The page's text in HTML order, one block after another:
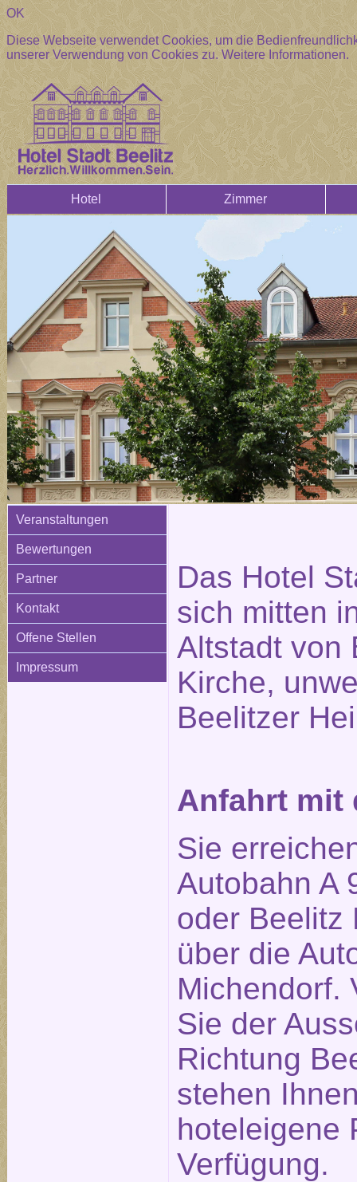
OK
Diese Webseite verwendet Cookies, um die
unserer Verwendung von Cookies zu.Weitere Informationen.
Hotel Zimmer
Veranstaltungen
Bewertungen
Partner
Kontakt
Offene Stellen
Impressum
Das Hotel
sich mitten
Altstadt von
Kirche,
Beelitzer
Anfahrt mit
Sie
Autobahn A
oder Beelitz
über die
Michendorf.
Sie der
Richtung
stehen
hoteleigene
Verfügung.